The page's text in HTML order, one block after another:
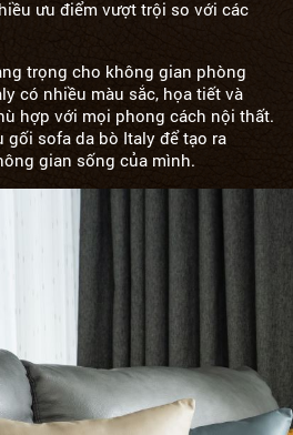
ưu điểm vượt trội so với các
trọng cho không gian phòng
có nhiều màu sắc, họa tiết và
hợp với mọi phong cách nội thất.
gối sofa da bò Italy để tạo ra
gian sống của mình.